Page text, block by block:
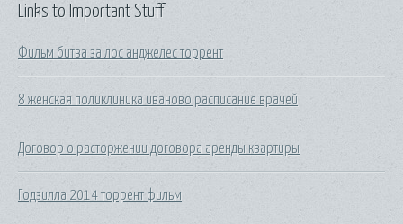
Links to Important Stuff
Фильм битва за лос анджелес торрент
8 женская поликлиника иваново расписание врачей
Договор о расторжении договора аренды квартиры
Годзилла 2014 торрент фильм